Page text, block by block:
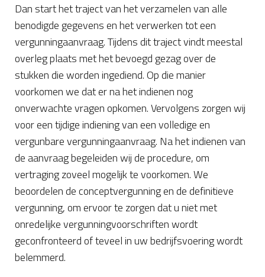
Dan start het traject van het verzamelen van alle
benodigde gegevens en het verwerken tot een
vergunningaanvraag. Tijdens dit traject vindt meestal
overleg plaats met het bevoegd gezag over de
stukken die worden ingediend. Op die manier
voorkomen we dat er na het indienen nog
onverwachte vragen opkomen. Vervolgens zorgen wij
voor een tijdige indiening van een volledige en
vergunbare vergunningaanvraag. Na het indienen van
de aanvraag begeleiden wij de procedure, om
vertraging zoveel mogelijk te voorkomen. We
beoordelen de conceptvergunning en de definitieve
vergunning, om ervoor te zorgen dat u niet met
onredelijke vergunningvoorschriften wordt
geconfronteerd of teveel in uw bedrijfsvoering wordt
belemmerd.